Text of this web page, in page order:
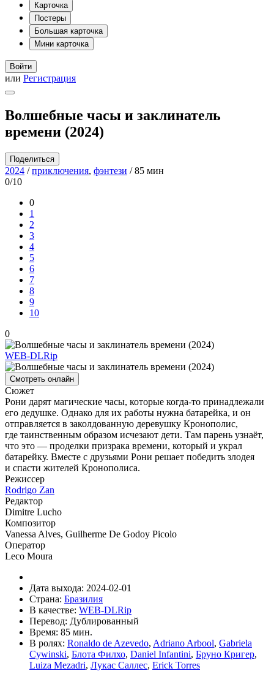
Карточка
Постеры
Большая карточка
Мини карточка
Войти
или Регистрация
Волшебные часы и заклинатель
времени (2024)
Поделиться
2024 /приключения, фэнтези / 85 мин
0/10
0
1
2
3
4
5
6
7
8
9
10
0
WEB-DLRip
Смотреть онлайн
Сюжет
Рони дарят магические часы, которые когда-то принадлежали
его дедушке. Однако для их работы нужна батарейка, и он
отправляется в заколдованную деревушку Кронополис,
где таинственным образом исчезают дети. Там парень узнаёт,
что это — проделки призрака времени, который и украл
батарейку. Вместе с друзьями Рони решает победить злодея
и спасти жителей Кронополиса.
Режиссер
Rodrigo Zan
Редактор
Dimitre Lucho
Композитор
Vanessa Alves, Guilherme De Godoy Picolo
Оператор
Leco Moura
Дата выхода: 2024-02-01
Страна: Бразилия
В качестве: WEB-DLRip
Перевод: Дублированный
Время: 85 мин.
В ролях: Ronaldo de Azevedo, Adriano Arbool, Gabriela
Cywinski, Блота Филхо, Daniel Infantini, Бруно Кригер,
Luiza Mezadri, Лукас Саллес, Erick Torres